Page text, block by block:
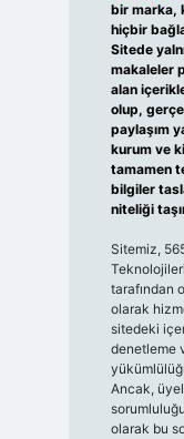
bir marka,
hiçbir
Sitede
makaleler
alan
olup,
paylaşım
kurum ve
tamamen
bilgiler
niteliği
Sitemiz,
tarafından
olarak
sitedeki
denetleme
Ancak,
olarak bu